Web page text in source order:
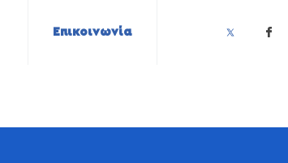
Επικοινωνία